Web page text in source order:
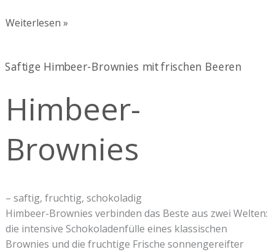
Weiterlesen »
Himbeer-
Brownies
– saftig, fruchtig, schokoladig
Himbeer-Brownies verbinden das Beste aus zwei Welten:
die intensive Schokoladenfülle eines klassischen
Brownies und die fruchtige Frische sonnengereifter
Himbeer-